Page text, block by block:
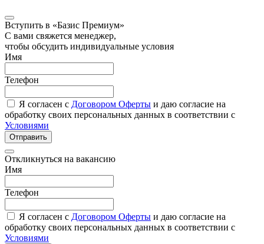
Вступить в «Базис Премиум»
С вами свяжется менеджер,
чтобы обсудить индивидуальные условия
Имя
Телефон
Я согласен с Договором Оферты и даю согласие на
обработку своих персональных данных в соответствии с
Условиями
Отправить
Откликнуться на вакансию
Имя
Телефон
Я согласен с Договором Оферты и даю согласие на
обработку своих персональных данных в соответствии с
Условиями